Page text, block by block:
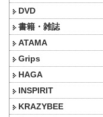
DVD
書籍・雑誌
ATAMA
Grips
HAGA
INSPIRIT
KRAZYBEE